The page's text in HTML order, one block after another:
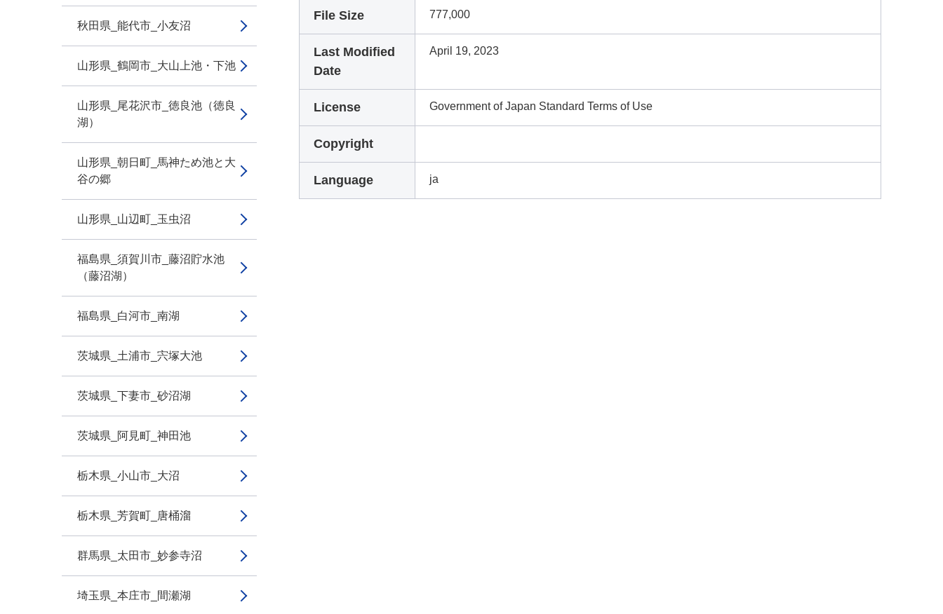
秋田県_能代市_小友沼
山形県_鶴岡市_大山上池・下池
山形県_尾花沢市_徳良池（徳良
湖）
山形県_朝日町_馬神ため池と大
谷の郷
山形県_山辺町_玉虫沼
福島県_須賀川市_藤沼貯水池
（藤沼湖）
福島県_白河市_南湖
茨城県_土浦市_宍塚大池
茨城県_下妻市_砂沼湖
茨城県_阿見町_神田池
栃木県_小山市_大沼
栃木県_芳賀町_唐桶溜
群馬県_太田市_妙参寺沼
埼玉県_本庄市_間瀬湖
File Size 777,000
Last Modified
Date
April 19, 2023
License Government of Japan Standard Terms of Use
Copyright
Language ja